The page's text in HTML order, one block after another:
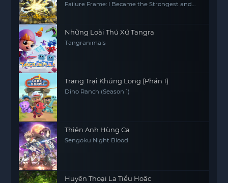
Failure Frame: I Became the Strongest and
Những Loài Thú Xứ Tangra
Tangranimals
Trang Trại Khủng Long (Phần 1)
Dino Ranch (Season 1)
Thiên Anh Hùng Ca
Sengoku Night Blood
Huyền Thoại La Tiểu Hoắc